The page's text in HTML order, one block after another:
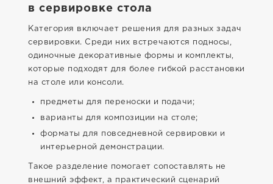
в сервировке стола
Категория включает решения для разных задач
сервировки. Среди них встречаются подносы,
одиночные декоративные формы и комплекты,
которые подходят для более гибкой расстановки
на столе или консоли.
предметы для переноски и подачи;
варианты для композиции на столе;
форматы для повседневной сервировки и
интерьерной демонстрации.
Такое разделение помогает сопоставлять не
внешний эффект, а практический сценарий